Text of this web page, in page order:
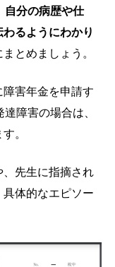
自分の病歴や仕
るようにわかり
とめましょう。
害年金を申請す
障害の場合は、
。
先生に指摘され
体的なエピソー